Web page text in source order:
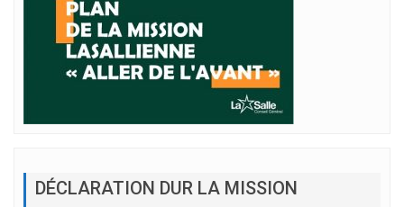
DÉCLARATION DUR LA MISSION